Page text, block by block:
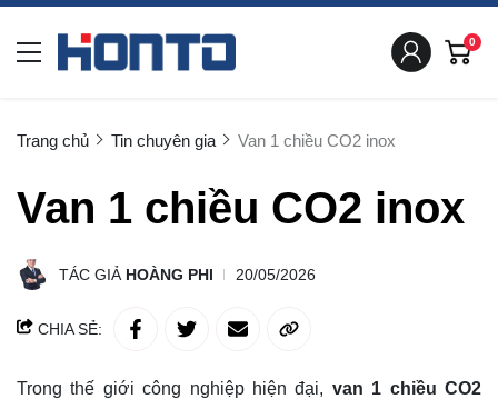
0
Trang chủ Tin chuyên gia Van 1 chiều CO2 inox
Van 1 chiều CO2 inox
TÁC GIẢ HOÀNG PHI 20/05/2026
CHIA SẺ:
Trong thế giới công nghiệp hiện đại, van 1 chiều CO2